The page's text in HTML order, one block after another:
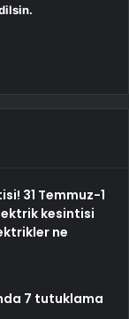
31 Temmuz-1
kesintisi
ne
7 tutuklama